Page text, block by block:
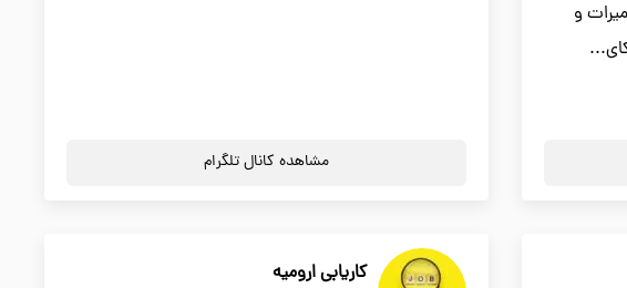
و
مشاهده کانال تلگرام
کاریابی ارومیه